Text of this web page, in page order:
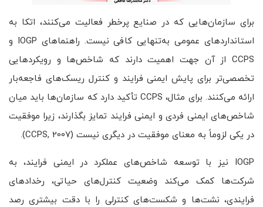
برای سازمان‌هایی که در صنایع پرخطر فعالیت می‌کنند، اتکا به
استانداردهای عمومی به‌تنهایی کافی نیست. راهنماهای IOGP و
CCPS از آن جهت اهمیت دارند که شاخص‌ها و رویکردهایی
تخصصی‌تر برای پایش ایمنی فرایند و کنترل ریسک‌های فاجعه‌بار
ارائه می‌کنند. برای مثال، CCPS تأکید دارد که سازمان‌ها باید میان
شاخص‌های ایمنی فردی و ایمنی فرایند تمایز بگذارند، زیرا موفقیت
در یکی لزوماً به معنای موفقیت در دیگری نیست (CCPS, 2007).
IOGP نیز با توسعه شاخص‌های عملکرد در ایمنی فرایند، به
شرکت‌ها کمک می‌کند وضعیت کنترل‌های حیاتی، رخدادهای
فرایندی، نشت‌ها و شکست‌های کنترلی را با دقت بیشتری رصد